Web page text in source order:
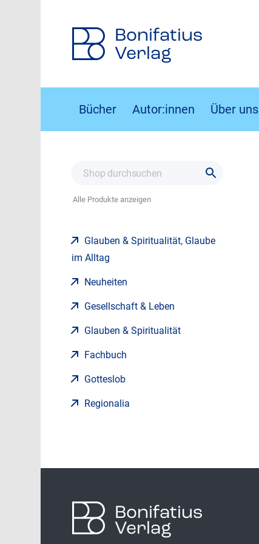
Bonifatius
Verlag
Bücher Autor:innen Über uns
Alle Produkte anzeigen
Glauben & Spiritualität, Glaube
im Alltag
Neuheiten
Gesellschaft & Leben
Glauben & Spiritualität
Fachbuch
Gotteslob
Regionalia
Bonifatius
Verlag